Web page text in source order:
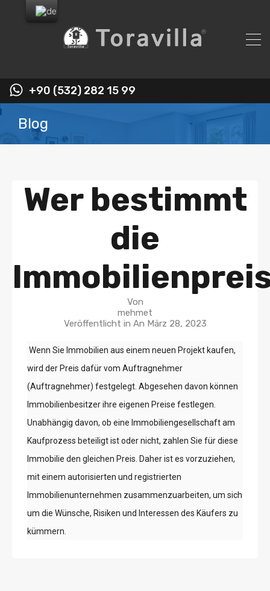
+90 (532) 282 15 99
Blog
Wer bestimmt
die
Von
mehmet
Veröffentlicht in An März 28, 2023
Wenn Sie Immobilien aus einem neuen Projekt kaufen,
wird der Preis dafür vom Auftragnehmer
(Auftragnehmer) festgelegt. Abgesehen davon können
Immobilienbesitzer ihre eigenen Preise festlegen.
Unabhängig davon, ob eine Immobiliengesellschaft am
Kaufprozess beteiligt ist oder nicht, zahlen Sie für diese
Immobilie den gleichen Preis. Daher ist es vorzuziehen,
mit einem autorisierten und registrierten
Immobilienunternehmen zusammenzuarbeiten, um sich
um die Wünsche, Risiken und Interessen des Käufers zu
kümmern.